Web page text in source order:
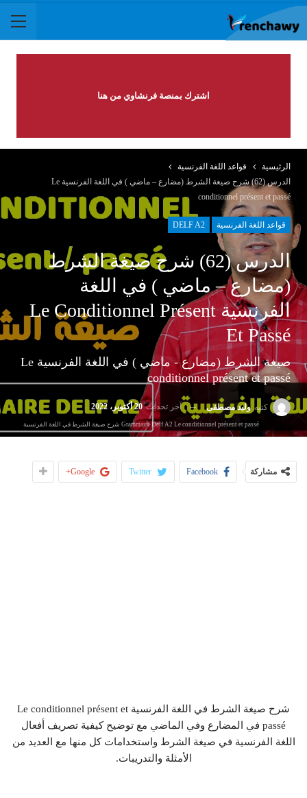
اشترك بمنصة فرنشاوي من هنا
الرئيسية
قواعد اللغة الفرنسية
الدرس (62) شرح صيغة الشرط (مضارع – ماضي ) في اللغة الفرنسية Le
conditionnel présent et passé
قواعد اللغة الفرنسية DELF A2
الدرس (62) شرح صيغة الشرط
(مضارع – ماضي ) في اللغة
الفرنسية Le Conditionnel Présent
Et Passé
صيغة الشرط (مضارع - ماضي ) في اللغة الفرنسية Le
conditionnel présent et passé
كتبه وليد مصطفى آخر تحديث20 أكتوبر، 2022
Grammaire Delf A2 Le conditionnel présent et passé شرح صيغة الشرط في اللغة الفرنسية
مشاركة Facebook
Twitter
Google+
شرح صيغة الشرط في اللغة الفرنسية Le conditionnel présent et
passé في المضارع وفي الماضي مع توضيح كيفية تصريف أفعال
اللغة الفرنسية في صيغة الشرط واستخدامات كل منها مع العديد من
الأمثلة والتدريبات.